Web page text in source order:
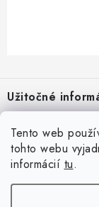
Tento web
tohto webu
informácií tu.
pUžitočné
O nás
Všetko o
10 Neuveriteľných
Facebook